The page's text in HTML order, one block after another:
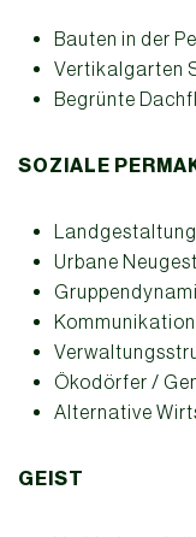
Bauten in der
Vertikalgarten
Begrünte
SOZIALE
Urbane
Ökodörfer /
Alternative
GEIST